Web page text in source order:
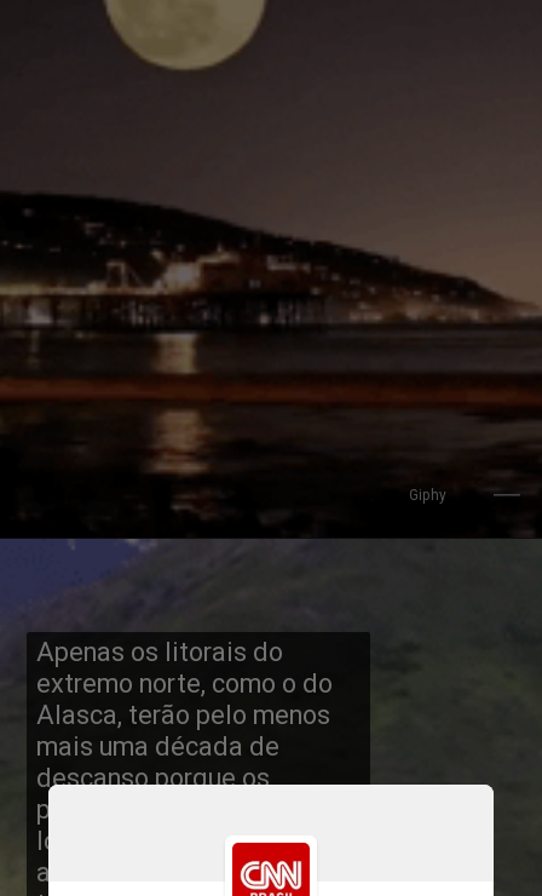
Giphy
Apenas os litorais do
extremo norte, como o do
Alasca, terão pelo menos
mais uma década de
descanso porque os
processos geológicos de
longo prazo estão levando
ao aumento dessas áreas